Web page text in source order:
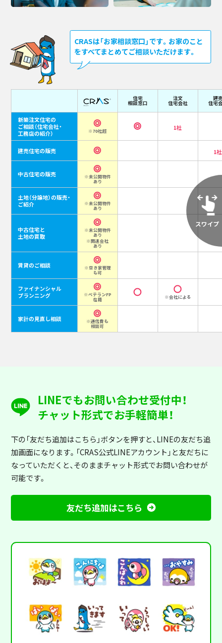
CRASは「お家相談窓口」です。お家のこと
をすべてまとめてご相談いただけます。
住宅
相談窓口
注文
住宅会社
建
住宅
新築注文住宅の
ご相談（住宅会社・
工務店の紹介）
※70社超 1社
建売住宅の販売 1社
中古住宅の販売
※未公開物件
あり
土地（分譲地）の販売・
ご紹介
※未公開物件
あり
中古住宅と
土地の買取
※未公開物件
あり
※関連会社
あり
賃貸のご相談
※空き家管理
も可
ファイナンシャル
プランニング
※ベテランFP
在籍
※会社による
家計の見直し相談
※通信費も
相談可
LINEでもお問い合わせ受付中！
チャット形式でお手軽簡単！
下の「友だち追加はこちら」ボタンを押すと、LINEの友だち追
加画面になります。「CRAS公式LINEアカウント」と友だちに
なっていただくと、そのままチャット形式でお問い合わせが
可能です。
友だち追加はこちら